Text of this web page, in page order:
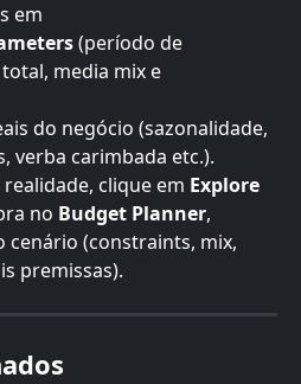
em
(período de
media mix e
do negócio (sazonalidade,
verba carimbada etc.).
clique em Explore
no Budget Planner,
cenário (constraints, mix,
premissas).